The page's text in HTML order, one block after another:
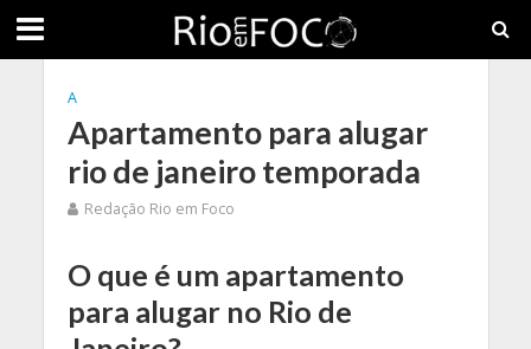
A
Apartamento para alugar
rio de janeiro temporada
Redação Rio em Foco
O que é um apartamento
para alugar no Rio de